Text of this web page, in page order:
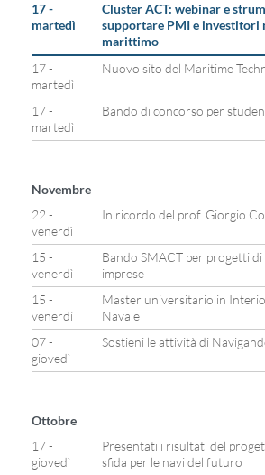
17 -
martedì
Cluster ACT: webinar e
supportare PMI e investitori
marittimo
17 -
martedì
Nuovo sito del Maritime
17 -
martedì
Bando di concorso per
Novembre
22 -
venerdì
In ricordo del prof. Giorgio
15 -
venerdì
Bando SMACT per progetti
imprese
15 -
venerdì
Master universitario in
Navale
07 -
giovedì
Sostieni le attività di
Ottobre
17 -
giovedì
Presentati i risultati del
sfida per le navi del futuro